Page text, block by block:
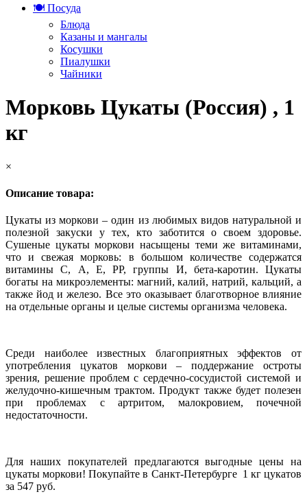
🍽️ Посуда
Блюда
Казаны и мангалы
Косушки
Пиалушки
Чайники
Морковь Цукаты (Россия) , 1
кг
×
Описание товара:
Цукаты из моркови – один из любимых видов натуральной и
полезной закуски у тех, кто заботится о своем здоровье.
Сушеные цукаты моркови насыщены теми же витаминами,
что и свежая морковь: в большом количестве содержатся
витамины С, А, Е, РР, группы И, бета-каротин. Цукаты
богаты на микроэлементы: магний, калий, натрий, кальций, а
также йод и железо. Все это оказывает благотворное влияние
на отдельные органы и целые системы организма человека.
Среди наиболее известных благоприятных эффектов от
употребления цукатов моркови – поддержание остроты
зрения, решение проблем с сердечно-сосудистой системой и
желудочно-кишечным трактом. Продукт также будет полезен
при проблемах с артритом, малокровием, почечной
недостаточности.
Для наших покупателей предлагаются выгодные цены на
цукаты моркови! Покупайте в Санкт-Петербурге 1 кг цукатов
за 547 руб.